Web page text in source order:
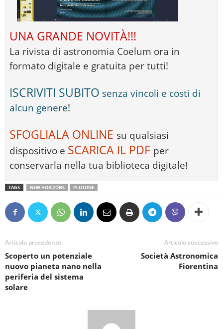
UNA GRANDE NOVITÀ!!!
La rivista di astronomia Coelum ora in
formato digitale e gratuita per tutti!
ISCRIVITI SUBITO senza vincoli e costi di
alcun genere!
SFOGLIALA ONLINE su qualsiasi
dispositivo e SCARICA IL PDF per
conservarla nella tua biblioteca digitale!
TAGS NEW HORIZONS PLUTONE
Articolo precedente
Scoperto un potenziale
nuovo pianeta nano nella
periferia del sistema
solare
Articolo successivo
Società Astronomica
Fiorentina